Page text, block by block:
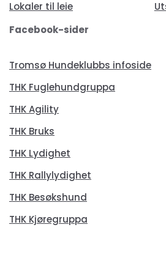
Lokaler til leie
Facebook-sider
Tromsø Hundeklubbs infoside
THK Fuglehundgruppa
THK Agility
THK Bruks
THK Lydighet
THK Rallylydighet
THK Besøkshund
THK Kjøregruppa